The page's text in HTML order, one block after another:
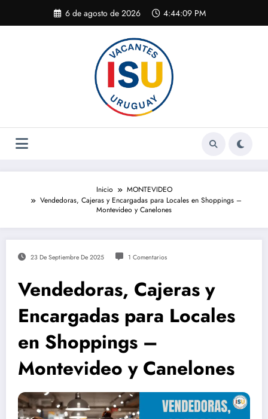
contenido
6 de agosto de 2026 4:44:10 PM
Inicio
MONTEVIDEO
Vendedoras, Cajeras y Encargadas para Locales en Shoppings –
Montevideo y Canelones
23 De Septiembre De 2025 1 Comentarios
Vendedoras, Cajeras y
Encargadas para Locales
en Shoppings –
Montevideo y Canelones